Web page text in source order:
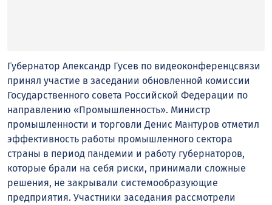
Губернатор Александр Гусев по видеоконференцсвязи
принял участие в заседании обновленной комиссии
Государственного совета Российской Федерации по
направлению «Промышленность». Министр
промышленности и торговли Денис Мантуров отметил
эффективность работы промышленного сектора
страны в период пандемии и работу губернаторов,
которые брали на себя риски, принимали сложные
решения, не закрывали системообразующие
предприятия. Участники заседания рассмотрели